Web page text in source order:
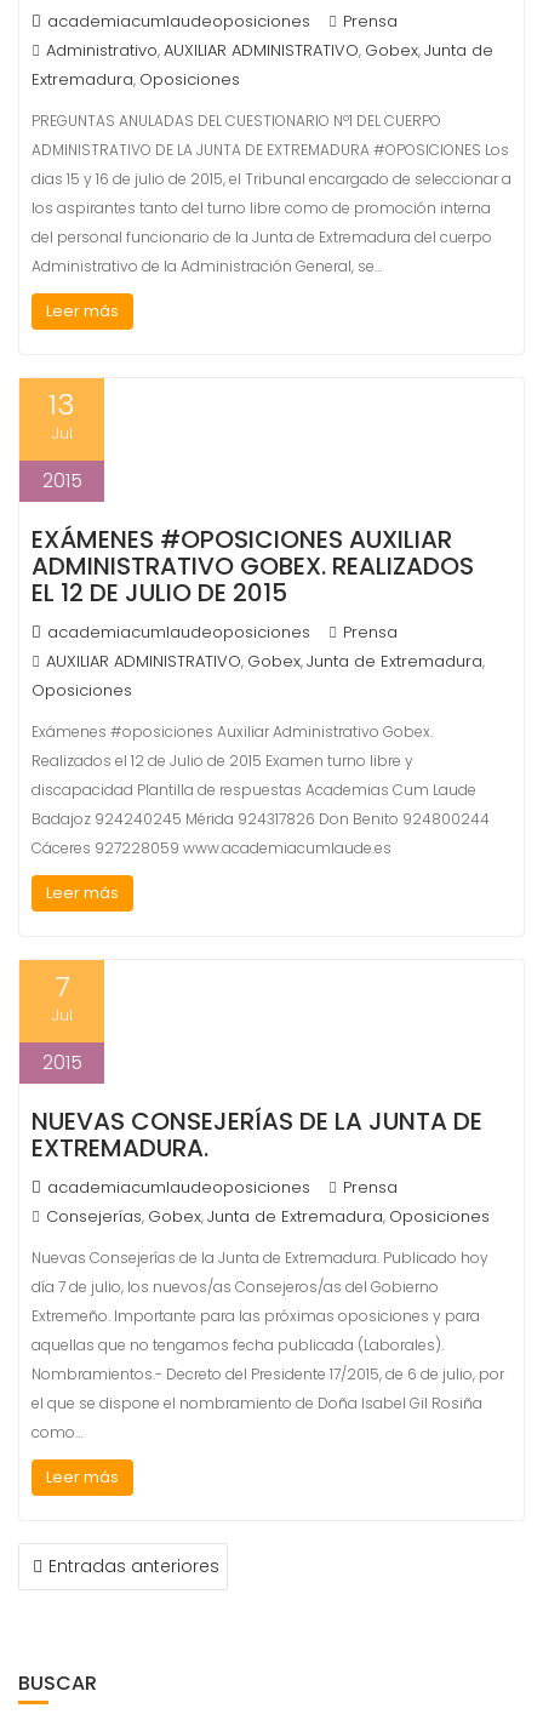
academiacumlaudeoposiciones
Prensa
Administrativo,AUXILIAR ADMINISTRATIVO, Gobex,Junta de
Extremadura, Oposiciones
PREGUNTAS ANULADAS DEL CUESTIONARIO Nº1 DEL CUERPO
ADMINISTRATIVO DE LA JUNTA DE EXTREMADURA #OPOSICIONES Los
dias 15 y 16 de julio de 2015, el Tribunal encargado de seleccionar a
los aspirantes tanto del turno libre como de promoción interna
del personal funcionario de la Junta de Extremadura del cuerpo
Administrativo de la Administración General, se…
Leer más
13
Jul
2015
EXÁMENES #OPOSICIONES AUXILIAR
ADMINISTRATIVO GOBEX. REALIZADOS
EL 12 DE JULIO DE 2015
academiacumlaudeoposiciones
Prensa
AUXILIAR ADMINISTRATIVO, Gobex,Junta de Extremadura,
Oposiciones
Exámenes #oposiciones Auxiliar Administrativo Gobex.
Realizados el 12 de Julio de 2015 Examen turno libre y
discapacidad Plantilla de respuestas Academias Cum Laude
Badajoz 924240245 Mérida 924317826 Don Benito 924800244
Cáceres 927228059 www.academiacumlaude.es
Leer más
7
Jul
2015
NUEVAS CONSEJERÍAS DE LA JUNTA DE
EXTREMADURA.
academiacumlaudeoposiciones
Prensa
Consejerías, Gobex,Junta de Extremadura, Oposiciones
Nuevas Consejerías de la Junta de Extremadura. Publicado hoy
día 7 de julio, los nuevos/as Consejeros/as del Gobierno
Extremeño. Importante para las próximas oposiciones y para
aquellas que no tengamos fecha publicada (Laborales).
Nombramientos.- Decreto del Presidente 17/2015, de 6 de julio, por
el que se dispone el nombramiento de Doña Isabel Gil Rosiña
como…
Leer más
NAVEGACIÓN
DEEntradas anteriores
BUSCAR